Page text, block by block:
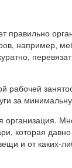
правильно
например,
рабочей
за
организация.
которая
и от каких-